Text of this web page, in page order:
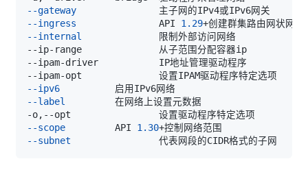
--gateway
--ingress
		API
1.29
--internal
--ipv6
--label
--scope
		API
1.30
--subnet